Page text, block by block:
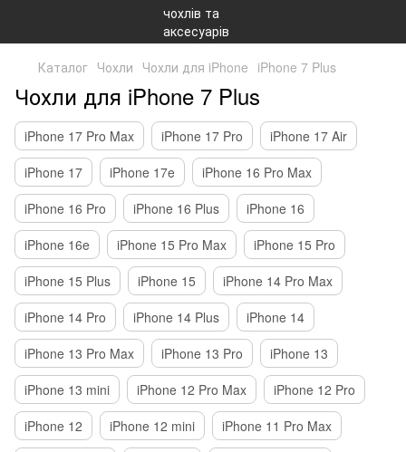
Каталог Чохли Чохли для iPhone iPhone 7 Plus
Чохли для iPhone 7 Plus
iPhone 17 Pro Max iPhone 17 Pro
iPhone 17 Air
iPhone 17
iPhone 17e
iPhone 16 Pro Max
iPhone 16 Pro
iPhone 16 Plus
iPhone 16
iPhone 16e
iPhone 15 Pro Max
iPhone 15 Pro
iPhone 15 Plus
iPhone 15
iPhone 14 Pro Max
iPhone 14 Pro
iPhone 14 Plus
iPhone 14
iPhone 13 Pro Max
iPhone 13 Pro
iPhone 13
iPhone 13 mini
iPhone 12 Pro Max
iPhone 12 Pro
iPhone 12
iPhone 12 mini
iPhone 11 Pro Max